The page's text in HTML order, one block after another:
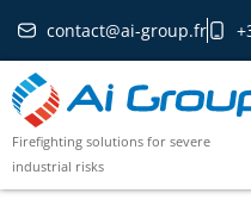
contact@ai-group.fr
Firefighting solutions for severe
industrial risks